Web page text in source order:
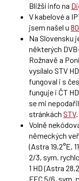
Bližší info na
V kabelové a
jsem našel u
Na Slovensku
některých
Rožnavě a
vysílalo STV
fungoval i s
funguje i ČT
se mi
stránkách STV.
Volně
německých
(Astra 19,2°E,
2/3, sym.
1 HD (Astra
FEC 5/6, sym.